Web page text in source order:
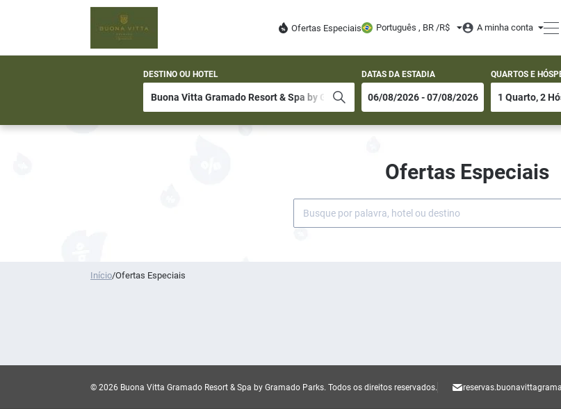
Ofertas Especiais Português , BR /R$ A minha conta
DESTINO OU HOTEL DATAS DA ESTADIA QUARTOS E
Ofertas Especiais
Início/Ofertas Especiais
© 2026 Buona Vitta Gramado Resort & Spa by Gramado Parks. Todos os direitos reservados.